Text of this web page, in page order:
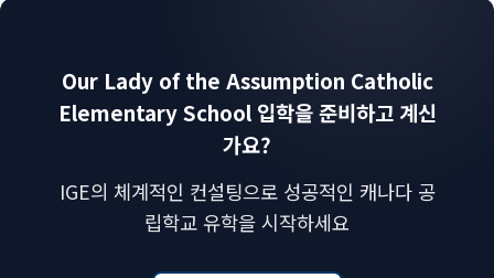
Our Lady of the Assumption Catholic
Elementary School 입학을 준비하고 계신
가요?
IGE의 체계적인 컨설팅으로 성공적인 캐나다 공
립학교 유학을 시작하세요